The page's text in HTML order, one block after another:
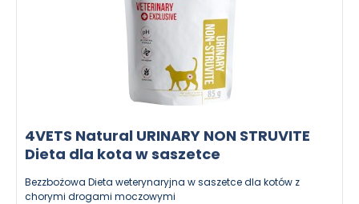
4VETS Natural URINARY NON STRUVITE
Dieta dla kota w saszetce
Bezzbożowa Dieta weterynaryjna w saszetce dla kotów z
chorymi drogami moczowymi